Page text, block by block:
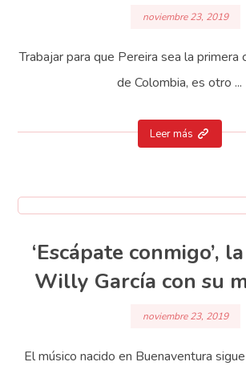
noviembre 23, 2019
Trabajar para que Pereira sea la primera
de Colombia, es otro ...
Leer más
‘Escápate conmigo’,
Willy García con su
noviembre 23, 2019
El músico nacido en Buenaventura